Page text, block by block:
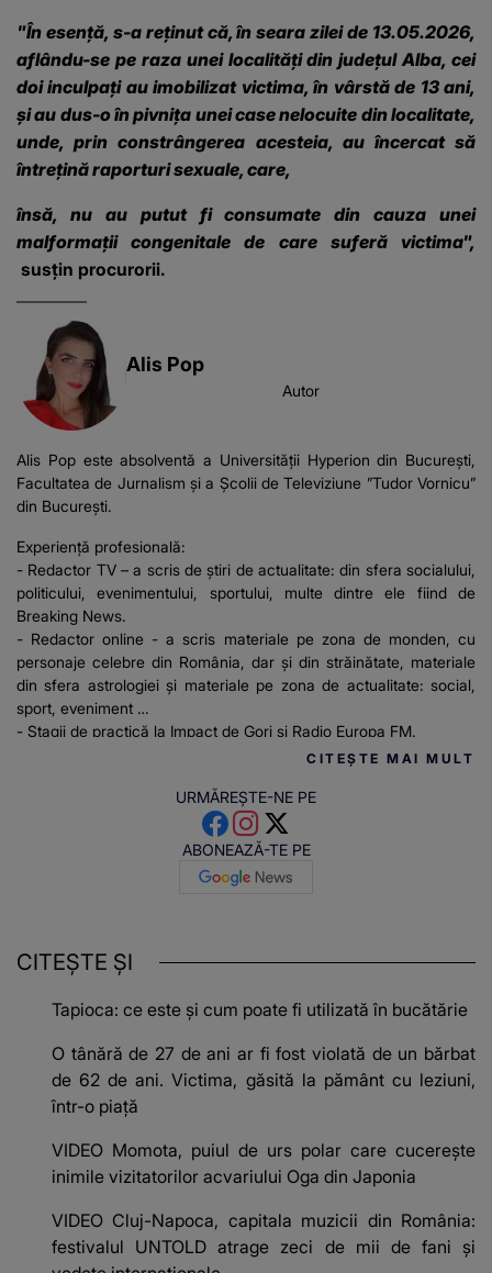
"În esenţă, s-a reţinut că, în seara zilei de 13.05.2026,
aflându-se pe raza unei localităţi din judeţul Alba, cei
doi inculpaţi au imobilizat victima, în vârstă de 13 ani,
şi au dus-o în pivniţa unei case nelocuite din localitate,
unde, prin constrângerea acesteia, au încercat să
întreţină raporturi sexuale, care,
însă, nu au putut fi consumate din cauza unei
malformaţii congenitale de care suferă victima",
susţin procurorii.
Alis Pop
Autor
Alis Pop este absolventă a Universității Hyperion din București,
Facultatea de Jurnalism și a Școlii de Televiziune ”Tudor Vornicu”
din București.
Experiență profesională:
- Redactor TV – a scris de știri de actualitate: din sfera socialului,
politicului, evenimentului, sportului, multe dintre ele fiind de
Breaking News.
- Redactor online - a scris materiale pe zona de monden, cu
personaje celebre din România, dar și din străinătate, materiale
din sfera astrologiei și materiale pe zona de actualitate: social,
sport, eveniment
- Stagii de practică la Impact de Gorj și Radio Europa FM.
CITEȘTE MAI MULT
URMĂREȘTE-NE PE
ABONEAZĂ-TE PE
CITEȘTE ȘI
Tapioca: ce este și cum poate fi utilizată în bucătărie
O tânără de 27 de ani ar fi fost violată de un bărbat
de 62 de ani. Victima, găsită la pământ cu leziuni,
într-o piață
VIDEO Momota, puiul de urs polar care cucerește
inimile vizitatorilor acvariului Oga din Japonia
VIDEO Cluj-Napoca, capitala muzicii din România:
festivalul UNTOLD atrage zeci de mii de fani și